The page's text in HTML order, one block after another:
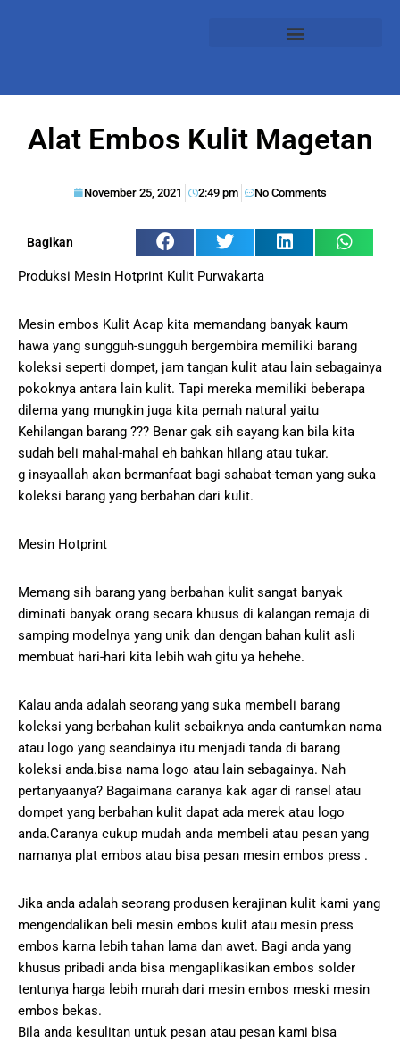
Alat Embos Kulit Magetan
November 25, 2021 2:49 pm No Comments
Bagikan
Produksi Mesin Hotprint Kulit Purwakarta
Mesin embos Kulit Acap kita memandang banyak kaum
hawa yang sungguh-sungguh bergembira memiliki barang
koleksi seperti dompet, jam tangan kulit atau lain sebagainya
pokoknya antara lain kulit. Tapi mereka memiliki beberapa
dilema yang mungkin juga kita pernah natural yaitu
Kehilangan barang ??? Benar gak sih sayang kan bila kita
sudah beli mahal-mahal eh bahkan hilang atau tukar.
g insyaallah akan bermanfaat bagi sahabat-teman yang suka
koleksi barang yang berbahan dari kulit.
Mesin Hotprint
Memang sih barang yang berbahan kulit sangat banyak
diminati banyak orang secara khusus di kalangan remaja di
samping modelnya yang unik dan dengan bahan kulit asli
membuat hari-hari kita lebih wah gitu ya hehehe.
Kalau anda adalah seorang yang suka membeli barang
koleksi yang berbahan kulit sebaiknya anda cantumkan nama
atau logo yang seandainya itu menjadi tanda di barang
koleksi anda.bisa nama logo atau lain sebagainya. Nah
pertanyaanya? Bagaimana caranya kak agar di ransel atau
dompet yang berbahan kulit dapat ada merek atau logo
anda.Caranya cukup mudah anda membeli atau pesan yang
namanya plat embos atau bisa pesan mesin embos press .
Jika anda adalah seorang produsen kerajinan kulit kami yang
mengendalikan beli mesin embos kulit atau mesin press
embos karna lebih tahan lama dan awet. Bagi anda yang
khusus pribadi anda bisa mengaplikasikan embos solder
tentunya harga lebih murah dari mesin embos meski mesin
embos bekas.
Bila anda kesulitan untuk pesan atau pesan kami bisa